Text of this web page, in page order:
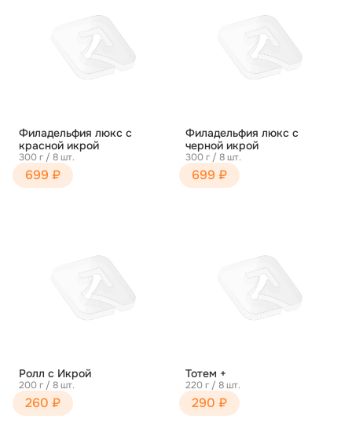
Филадельфия люкс с
красной икрой
300 г / 8 шт.
699 ₽
Филадельфия люкс с
черной икрой
300 г / 8 шт.
699 ₽
Ролл с Икрой
200 г / 8 шт.
260 ₽
Тотем +
220 г / 8 шт.
290 ₽